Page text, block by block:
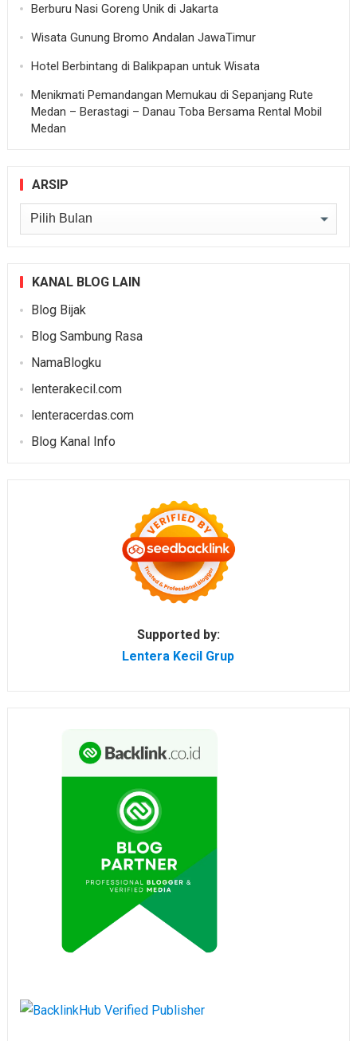
Berburu Nasi Goreng Unik di Jakarta
Wisata Gunung Bromo Andalan JawaTimur
Hotel Berbintang di Balikpapan untuk Wisata
Menikmati Pemandangan Memukau di Sepanjang Rute
Medan – Berastagi – Danau Toba Bersama Rental Mobil
Medan
ARSIP
Arsip
KANAL BLOG LAIN
Blog Bijak
Blog Sambung Rasa
NamaBlogku
lenterakecil.com
lenteracerdas.com
Blog Kanal Info
Supported by:
Lentera Kecil Grup